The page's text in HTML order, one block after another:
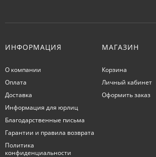
ИНФОРМАЦИЯ
О компании
Оплата
Доставка
Информация для юрлиц
Благодарственные письма
Гарантии и правила возврата
Политика
конфиденциальности
МАГАЗИН
Корзина
Личный кабинет
Оформить заказ